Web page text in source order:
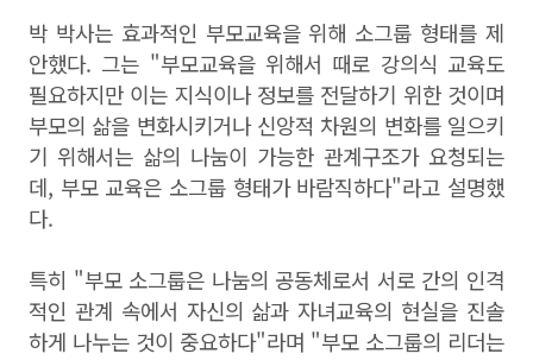
박 박사는 효과적인 부모교육을 위해 소그룹 형태를 제
안했다. 그는 "부모교육을 위해서 때로 강의식 교육도
필요하지만 이는 지식이나 정보를 전달하기 위한 것이며
부모의 삶을 변화시키거나 신앙적 차원의 변화를 일으키
기 위해서는 삶의 나눔이 가능한 관계구조가 요청되는
데, 부모 교육은 소그룹 형태가 바람직하다"라고 설명했
다.
특히 "부모소그룹은 나눔의 공동체로서 서로 간의 인격
적인 관계 속에서 자신의 삶과 자녀교육의 현실을 진솔
하게 나누는 것이 중요하다"라며 "부모 소그룹의 리더는